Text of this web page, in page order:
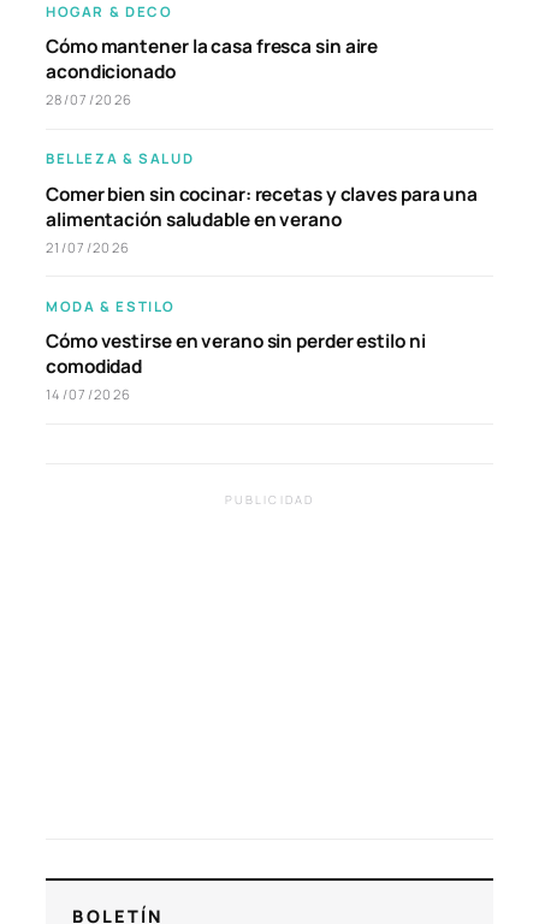
HOGAR & DECO
Cómo mantener la casa fresca sin aire
acondicionado
28/07/2026
BELLEZA & SALUD
Comer bien sin cocinar: recetas y claves para una
alimentación saludable en verano
21/07/2026
MODA & ESTILO
Cómo vestirse en verano sin perder estilo ni
comodidad
14/07/2026
PUBLICIDAD
BOLETÍN